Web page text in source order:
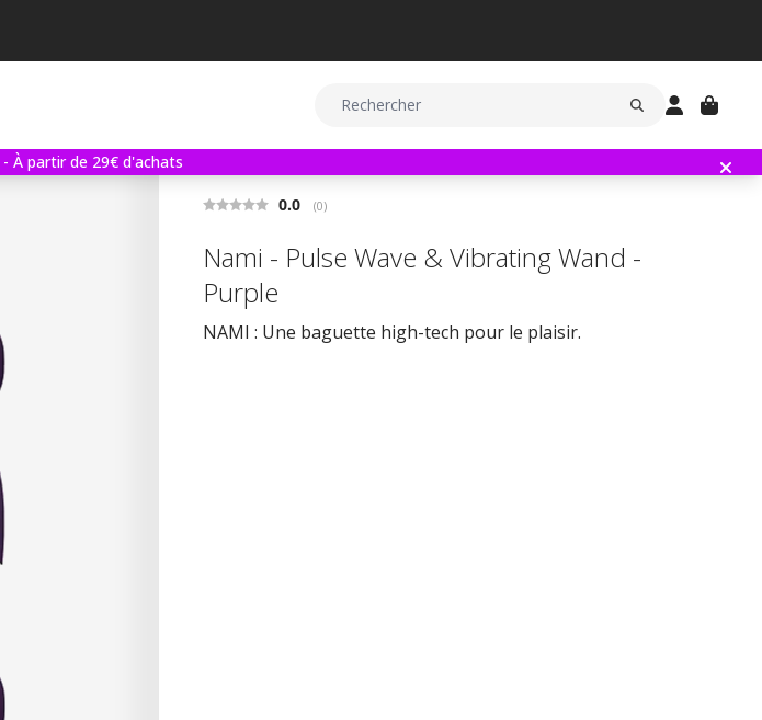
- À partir de 29€ d'achats
Note moyenne:
0.0 (votes:
0)
Nami - Pulse Wave & Vibrating Wand -
Purple
NAMI : Une baguette high-tech pour le plaisir.